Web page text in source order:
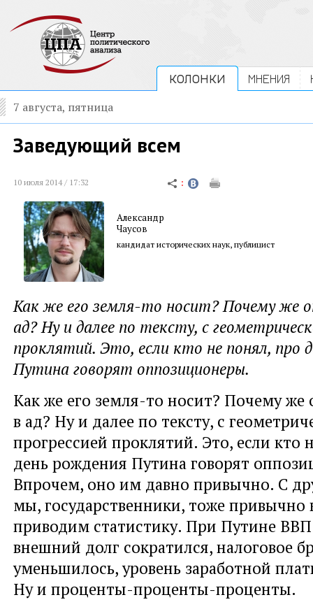
КОЛОНКИ МНЕНИЯ
7 августа, пятница
Заведующий всем
10 июля 2014 / 17:32
Александр
Чаусов
кандидат исторических наук, публицист
Как же его земля-то носит? Почему же
ад? Ну и далее по тексту, с
проклятий. Это, если кто не понял, про
Путина говорят оппозиционеры.
Как же его земля-то носит? Почему же
в ад? Ну и далее по тексту, с
прогрессией проклятий. Это, если кто
день рождения Путина говорят
Впрочем, оно им давно привычно. С
мы, государственники, тоже привычно
приводим статистику. При Путине
внешний долг сократился, налоговое
уменьшилось, уровень заработной
Ну и проценты-проценты-проценты.